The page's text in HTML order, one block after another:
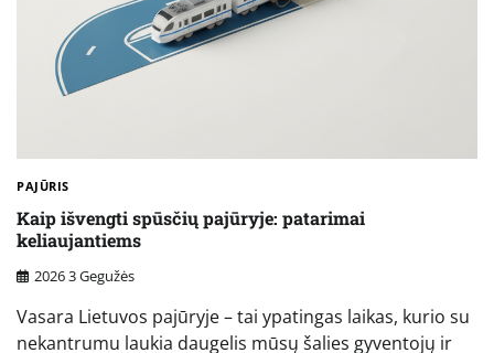
PAJŪRIS
Kaip išvengti spūsčių pajūryje: patarimai
keliaujantiems
2026 3 Gegužės
Vasara Lietuvos pajūryje – tai ypatingas laikas, kurio su
nekantrumu laukia daugelis mūsų šalies gyventojų ir